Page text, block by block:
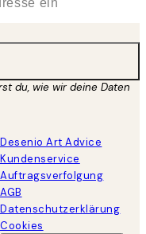
du, wie wir deine Daten
Desenio Art Advice
Kundenservice
Auftragsverfolgung
AGB
Datenschutzerklärung
Cookies